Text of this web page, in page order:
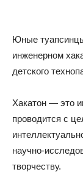
Юные
инженерном
детского
Хакатон — это
проводится с
научно-
творчеству.